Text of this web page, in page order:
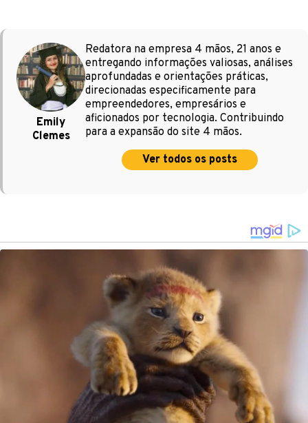
Emily
Clemes
Redatora na empresa 4 mãos, 21 anos e
entregando informações valiosas, análises
aprofundadas e orientações práticas,
direcionadas especificamente para
empreendedores, empresários e
aficionados por tecnologia. Contribuindo
para a expansão do site 4 mãos.
Ver todos os posts